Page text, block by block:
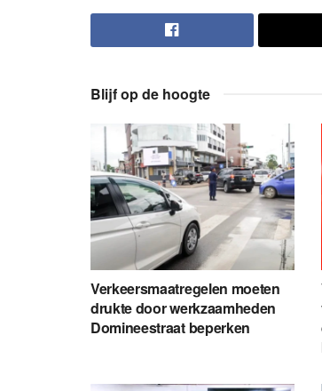
Blijf op de hoogte
Verkeersmaatregelen moeten
drukte door werkzaamheden
Domineestraat beperken